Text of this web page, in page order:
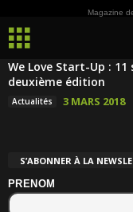
Magazine
We Love Start-Up :
deuxième édition
Actualités 3 MARS 2018
S’ABONNER À LA
PRENOM